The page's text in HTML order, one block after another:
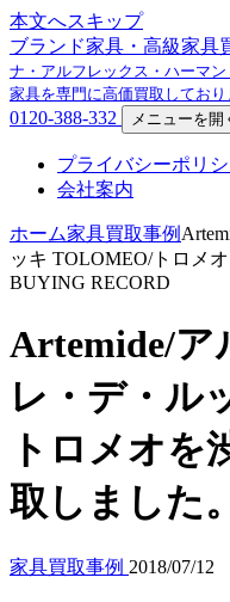
本文へスキップ
ブランド家具・高級家具
ナ・アルフレックス・ハーマ
家具を専門に高価買取しており
0120-388-332 メニューを開
プライバシーポリ
会社案内
ホーム家具買取事例
ッキ TOLOMEO/トロメ
BUYING RECORD
Artemide/ア
レ・デ・ル
トロメオを
取しました。
家具買取事例 2018/07/12